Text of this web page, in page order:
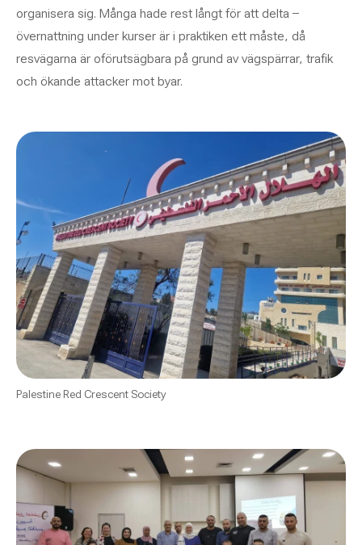
organisera sig. Många hade rest långt för att delta –
övernattning under kurser är i praktiken ett måste, då
resvägarna är oförutsägbara på grund av vägspärrar, trafik
och ökande attacker mot byar.
Palestine Red Crescent Society